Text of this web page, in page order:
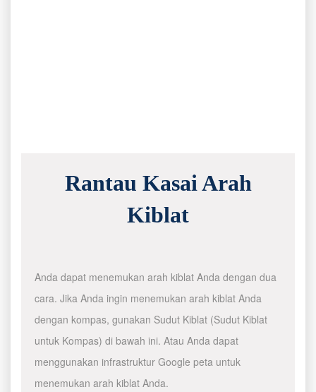
Rantau Kasai Arah
Kiblat
Anda dapat menemukan arah kiblat Anda dengan dua
cara. Jika Anda ingin menemukan arah kiblat Anda
dengan kompas, gunakan Sudut Kiblat (Sudut Kiblat
untuk Kompas) di bawah ini. Atau Anda dapat
menggunakan infrastruktur Google peta untuk
menemukan arah kiblat Anda.